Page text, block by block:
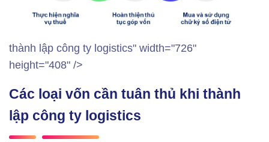
thành lập công ty logistics" width="726"
height="408" />
Các loại vốn cần tuân thủ khi thành
lập công ty logistics